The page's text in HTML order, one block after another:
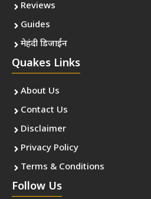
Reviews
Guides
मेहंदी डिजाईन
Quakes Links
About Us
Contact Us
Disclaimer
Privacy Policy
Terms & Conditions
Follow Us